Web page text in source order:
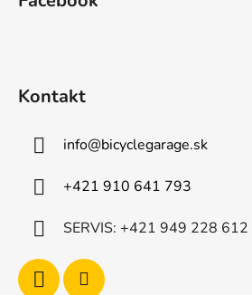
Kontakt
info@bicyclegarage.sk
+421 910 641 793
SERVIS: +421 949 228 612